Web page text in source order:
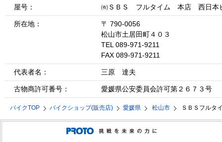
屋号： ㈲ＳＢＳ フルタイム 本店 西日本
所在地：
〒 790-0056
松山市土居田町４０３
TEL 089-971-9211
FAX 089-971-9211
代表者名： 三原 達夫
古物商許可番号： 愛媛県公安委員会許可第２６７３号
バイクTOP バイクショップ(販売店) 愛媛県 松山市 ＳＢＳフル